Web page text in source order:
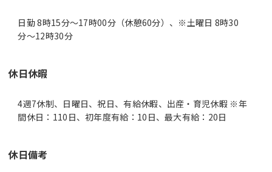
日勤 8時15分〜17時00分（休憩60分）、※土曜日 8時30
分〜12時30分
休日休暇
4週7休制、日曜日、祝日、有給休暇、出産・育児休暇 ※年
間休日：110日、初年度有給：10日、最大有給：20日
休日備考